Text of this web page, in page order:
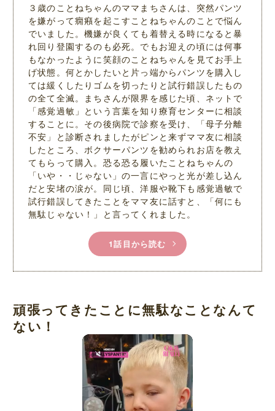
３歳のことねちゃんのママまちさんは、突然パンツ
を嫌がって癇癪を起こすことねちゃんのことで悩ん
でいました。機嫌が良くても着替える時になると暴
れ回り登園するのも必死。でもお迎えの頃には何事
もなかったように笑顔のことねちゃんを見てお手上
げ状態。何とかしたいと片っ端からパンツを購入し
ては緩くしたりゴムを切ったりと試行錯誤したもの
の全て全滅。まちさんが限界を感じた頃、ネットで
「感覚過敏」という言葉を知り療育センターに相談
することに。その後病院で診察を受け、「母子分離
不安」と診断されましたがピンと来ずママ友に相談
したところ、ボクサーパンツを勧められお店を教え
てもらって購入。恐る恐る履いたことねちゃんの
「いや・・じゃない」の一言にやっと光が差し込ん
だと安堵の涙が。同じ頃、洋服や靴下も感覚過敏で
試行錯誤してきたことをママ友に話すと、「何にも
無駄じゃない！」と言ってくれました。
1話目から読む
頑張ってきたことに無駄なことなんて
ない！